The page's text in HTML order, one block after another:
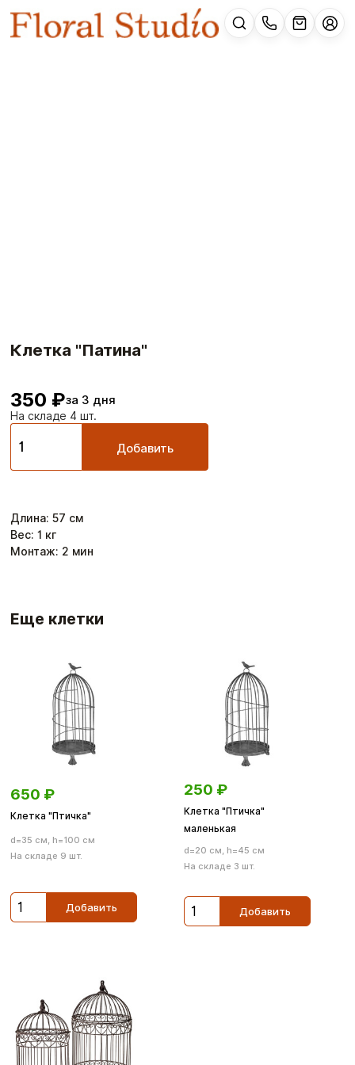
Клетка "Патина"
350 ₽за 3 дня
На складе 4 шт.
Добавить
Длина: 57 см
Вес: 1 кг
Монтаж: 2 мин
Еще клетки
650 ₽
Клетка "Птичка"
d=35 см, h=100 см
На складе 9 шт.
Добавить
250 ₽
Клетка "Птичка"
маленькая
d=20 см, h=45 см
На складе 3 шт.
Добавить